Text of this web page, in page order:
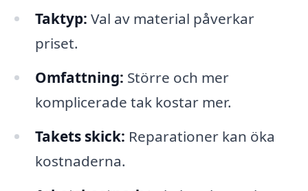
Taktyp: Val av material påverkar
priset.
Omfattning: Större och mer
komplicerade tak kostar mer.
Takets skick: Reparationer kan öka
kostnaderna.